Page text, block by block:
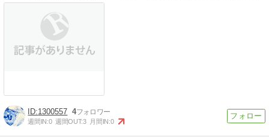
1300557 4
週間IN:0 週間OUT:3 月間IN:0